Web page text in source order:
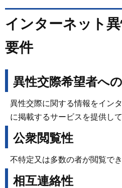
インターネット
要件
異性交際希望者へ
異性交際に関する情報をイン
に掲載するサービスを提供して
公衆閲覧性
不特定又は多数の者が閲覧でき
相互連絡性